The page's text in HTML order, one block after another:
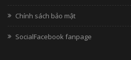
Chính sách bảo mật
SocialFacebook fanpage